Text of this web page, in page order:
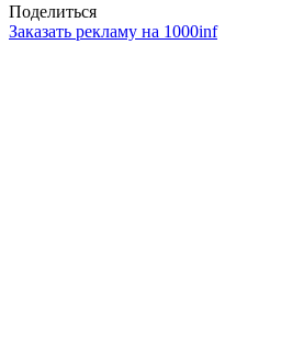
Поделиться
Заказать рекламу на 1000inf